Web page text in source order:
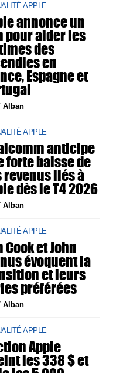
APPLE
annonce un
pour aider les
des
en
Espagne et
Alban
APPLE
anticipe
forte baisse de
revenus liés à
dès le T4 2026
Alban
APPLE
Cook et John
évoquent la
et leurs
préférées
Alban
APPLE
Apple
les 338 $ et